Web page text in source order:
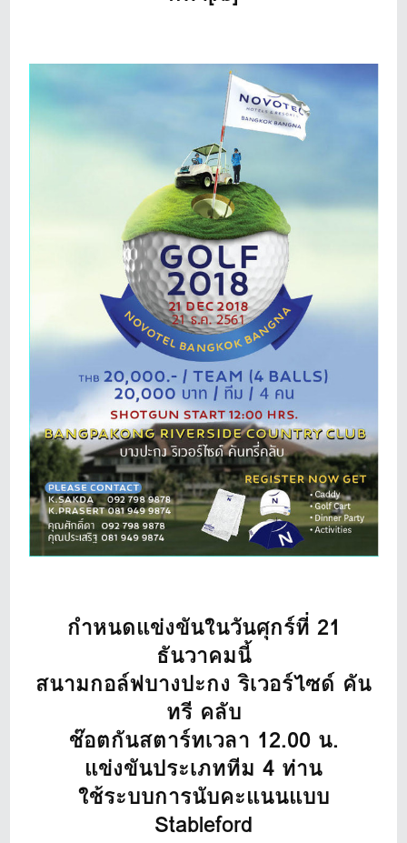
กำหนดแข่งขันในวันศุกร์ที่ 21
ธันวาคมนี้
สนามกอล์ฟบางปะกง ริเวอร์ไซด์ คัน
ทรี คลับ
ช๊อตกันสตาร์ทเวลา 12.00 น.
แข่งขันประเภททีม 4 ท่าน
ใช้ระบบการนับคะแนนแบบ
Stableford